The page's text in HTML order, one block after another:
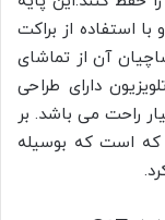
با استفاده از براکت
آن از تماشای
دارای طراحی
راحت می باشد. بر
که است که بوسیله